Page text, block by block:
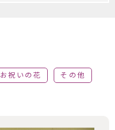
お祝いの花 その他